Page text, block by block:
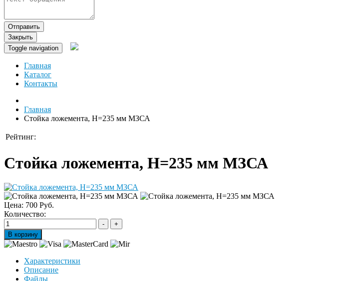
Отправить
Закрыть
Toggle navigation
Главная
Каталог
Контакты
Главная
Стойка ложемента, Н=235 мм МЗСА
Рейтинг:
Стойка ложемента, Н=235 мм МЗСА
Цена: 700 Руб.
Количество:
Характеристики
Описание
Файлы